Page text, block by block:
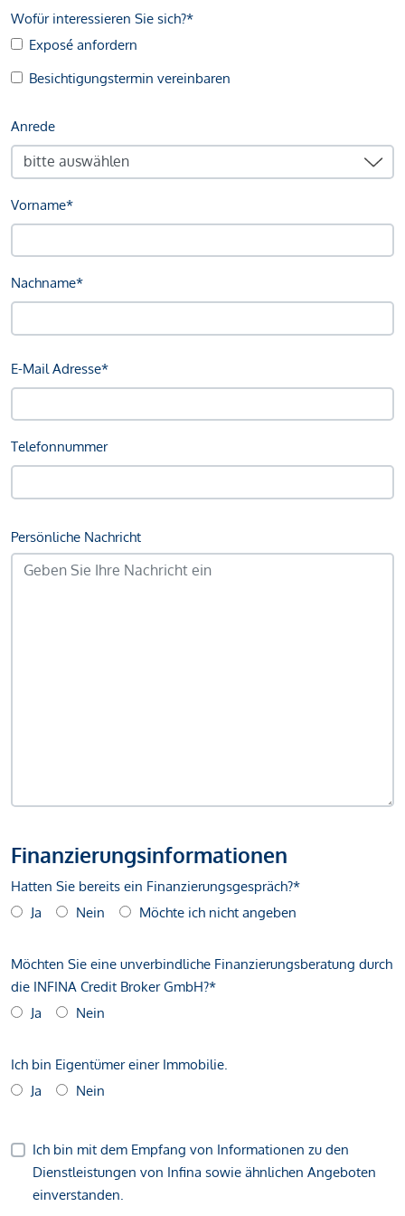
Wofür interessieren Sie sich?*
Exposé anfordern
Besichtigungstermin vereinbaren
Anrede
Vorname*
Nachname*
E-Mail Adresse*
Telefonnummer
Persönliche Nachricht
Finanzierungsinformationen
Hatten Sie bereits ein Finanzierungsgespräch?*
Ja
Nein Möchte ich nicht angeben
Möchten Sie eine unverbindliche Finanzierungsberatung durch
die INFINA Credit Broker GmbH?*
Ja
Nein
Ich bin Eigentümer einer Immobilie.
Ja
Nein
Ich bin mit dem Empfang von Informationen zu den
Dienstleistungen von Infina sowie ähnlichen Angeboten
einverstanden.